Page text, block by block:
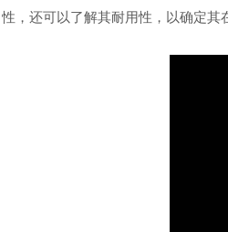
性，还可以了解其耐用性，以确定